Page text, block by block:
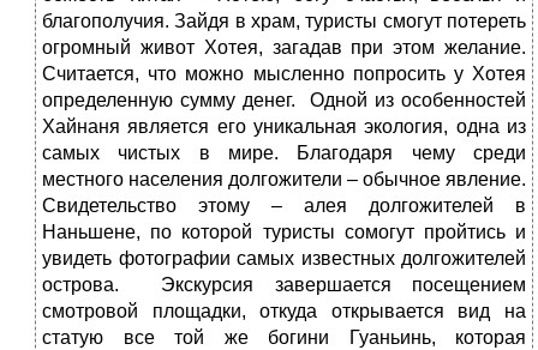
благополучия. Зайдя в храм, туристы смогут потереть
огромный живот Хотея, загадав при этом желание.
Считается, что можно мысленно попросить у Хотея
определенную сумму денег. Одной из особенностей
Хайнаня является его уникальная экология, одна из
самых чистых в мире. Благодаря чему среди
местного населения долгожители – обычное явление.
Свидетельство этому – алея долгожителей в
Наньшене, по которой туристы сомогут пройтись и
увидеть фотографии самых известных долгожителей
острова. Экскурсия завершается посещением
смотровой площадки, откуда открывается вид на
статую все той же богини Гуаньинь, которая